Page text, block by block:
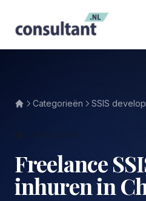
Categorieën SSIS
Freelance
inhuren in